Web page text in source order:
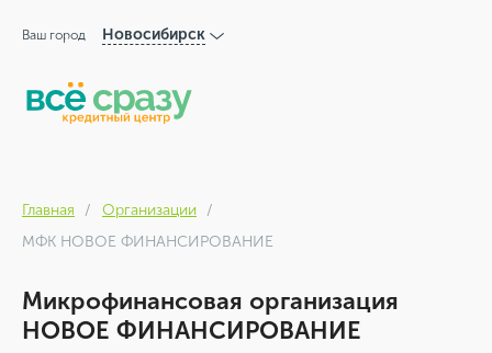
Ваш город Новосибирск
Главная
Организации
МФК НОВОЕ ФИНАНСИРОВАНИЕ
Микрофинансовая организация
НОВОЕ ФИНАНСИРОВАНИЕ